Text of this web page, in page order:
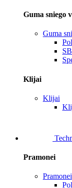
Guma sniego
Guma
Klijai
Klijai
Pramonei
Pramonei